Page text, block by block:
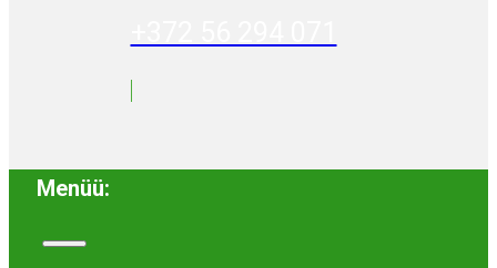
Menüü: